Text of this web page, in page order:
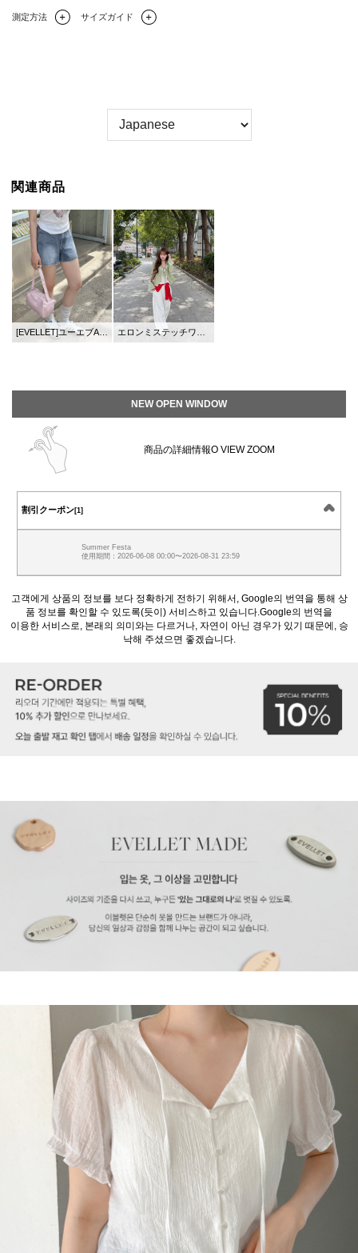
測定方法 サイズガイド
関連商品
[EVELLET]ユーエブAライン4分丈デニムパンツ エロンミステッチワイドロングデニム
NEW OPEN WINDOW
商品の詳細情報O VIEW ZOOM
割引クーポン[1]
Summer Festa
使用期間：2026-06-08 00:00〜2026-08-31 23:59
고객에게 상품의 정보를 보다 정확하게 전하기 위해서, Google의 번역을 통해 상
품 정보를 확인할 수 있도록(듯이) 서비스하고 있습니다.Google의 번역을
이용한 서비스로, 본래의 의미와는 다르거나, 자연이 아닌 경우가 있기 때문에, 승
낙해 주셨으면 좋겠습니다.